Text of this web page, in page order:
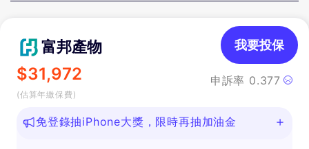
富邦產物
$31,972
(估算年繳保費)
申訴率 0.377
我要投保
免登錄抽iPhone大獎，限時再抽加油金